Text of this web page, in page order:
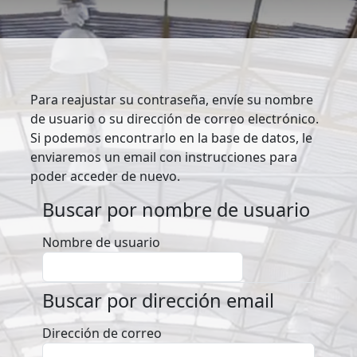
Salta al contenido principal
Para reajustar su contraseña, envíe su nombre
de usuario o su dirección de correo electrónico.
Si podemos encontrarlo en la base de datos, le
enviaremos un email con instrucciones para
poder acceder de nuevo.
Buscar por nombre de usuario
Buscar por nombre de usuario
Nombre de usuario
Buscar por dirección email
Buscar por dirección email
Dirección de correo